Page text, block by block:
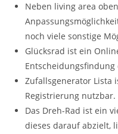
Neben living area
noch viele sonstige
Glücksrad ist ein
Zufallsgenerator Lista
Registrierung nutzbar.
Das Dreh-Rad ist ein
dieses darauf abzielt,